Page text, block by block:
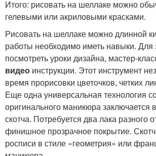
Итого: рисовать на шеллаке можно
гелевыми или акриловыми красками.
Рисовать на шеллаке можно длинной
работы необходимо иметь навыки. Для
посмотреть уроки дизайна, мастер-
видео инструкции. Этот инструмент
время прорисовки цветочков, четких
Еще одна универсальная технология
оригинального маникюра заключается
скотча. Потребуется два лака разного
финишное прозрачное покрытие.
росписи в стиле «геометрия» или